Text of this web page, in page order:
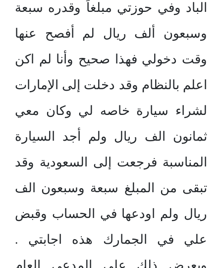
الباد وفي حوزتي مبلغاً وقدره سبعة
وسبعون ألف ريال لم أفصح عنها
وقت دخولي فهذا صحيح وأنا لم اكن
اعلم بالنظام وقد دخلت إلى الإمارات
لشراء سيارة خاصه لي وكان معي
ثمانون الف ريال ولم أجد السيارة
المناسبة فرجعت إلى السعودية وقد
تبقى من المبلغ سبعة وسبعون الف
ريال ولم اودعها في الحساب وقبض
علي في الجمارك هذه اجابتي .